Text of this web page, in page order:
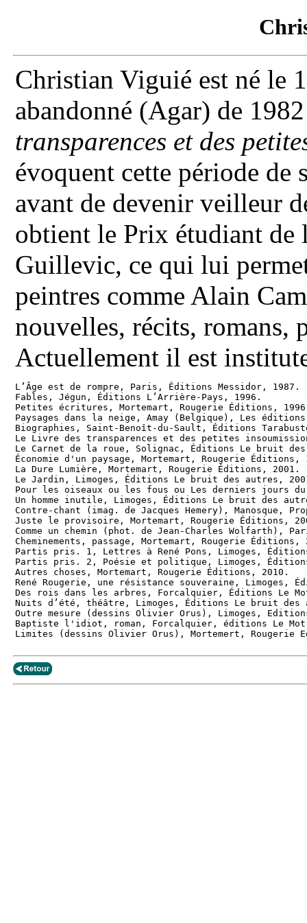
Christian Viguié est né le
abandonné (Agar) de
transparences et des
évoquent cette période
avant de devenir veilleur
obtient le Prix étudiant de
Guillevic, ce qui lui
peintres comme Alain
nouvelles, récits, romans,
Actuellement il est
L’Âge est de rompre, Paris, Éditions Messidor, 1987.
Fables, Jégun, Éditions L’Arrière-Pays, 1996.
Petites écritures, Mortemart, Rougerie Éditions,
Paysages dans la neige, Amay (Belgique), Les
Biographies, Saint-Benoît-du-Sault, Éditions
Le Livre des transparences et des petites
Le Carnet de la roue, Solignac, Éditions Le bruit
Économie d'un paysage, Mortemart, Rougerie Éditions,
La Dure Lumière, Mortemart, Rougerie Éditions, 2001.
Le Jardin, Limoges, Éditions Le bruit des autres,
Pour les oiseaux ou les fous ou Les derniers jours
Un homme inutile, Limoges, Éditions Le bruit des
Contre-chant (imag. de Jacques Hemery), Manosque,
Juste le provisoire, Mortemart, Rougerie Éditions,
Comme un chemin (phot. de Jean-Charles
Cheminements, passage, Mortemart, Rougerie
Partis pris. 1, Lettres à René Pons, Limoges,
Partis pris. 2, Poésie et politique, Limoges,
Autres choses, Mortemart, Rougerie Éditions, 2010.
René Rougerie, une résistance souveraine, Limoges,
Des rois dans les arbres, Forcalquier, Éditions Le
Nuits d’été, théâtre, Limoges, Éditions Le bruit des
Outre mesure (dessins Olivier Orus), Limoges,
Baptiste l'idiot, roman, Forcalquier, éditions Le